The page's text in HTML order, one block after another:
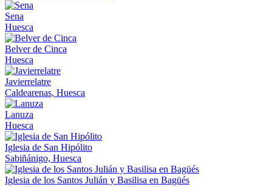
Sena
Huesca
Belver de Cinca
Huesca
Javierrelatre
Caldearenas, Huesca
Lanuza
Huesca
Iglesia de San Hipólito
Sabiñánigo, Huesca
Iglesia de los Santos Julián y Basilisa en Bagüés